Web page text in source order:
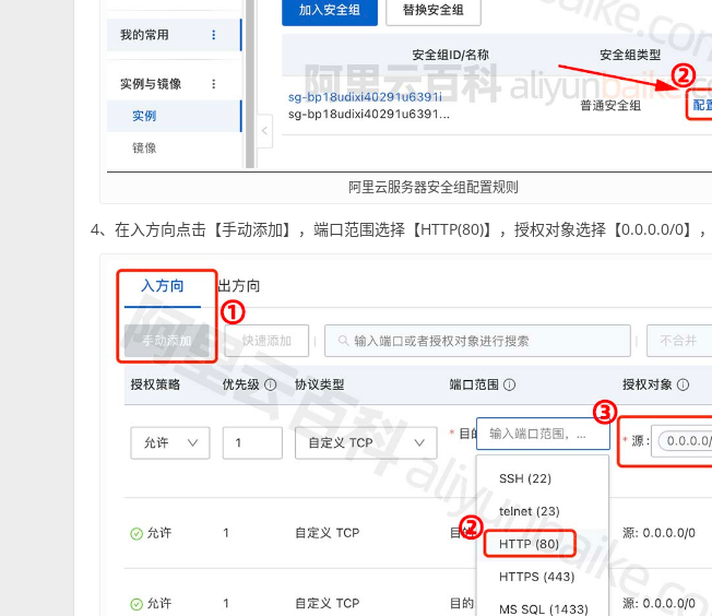
阿里云服务器安全组配置规则
4、在入方向点击【手动添加】，端口范围选择【HTTP(80)】，授权对象选择【0.0.0.0/0】，